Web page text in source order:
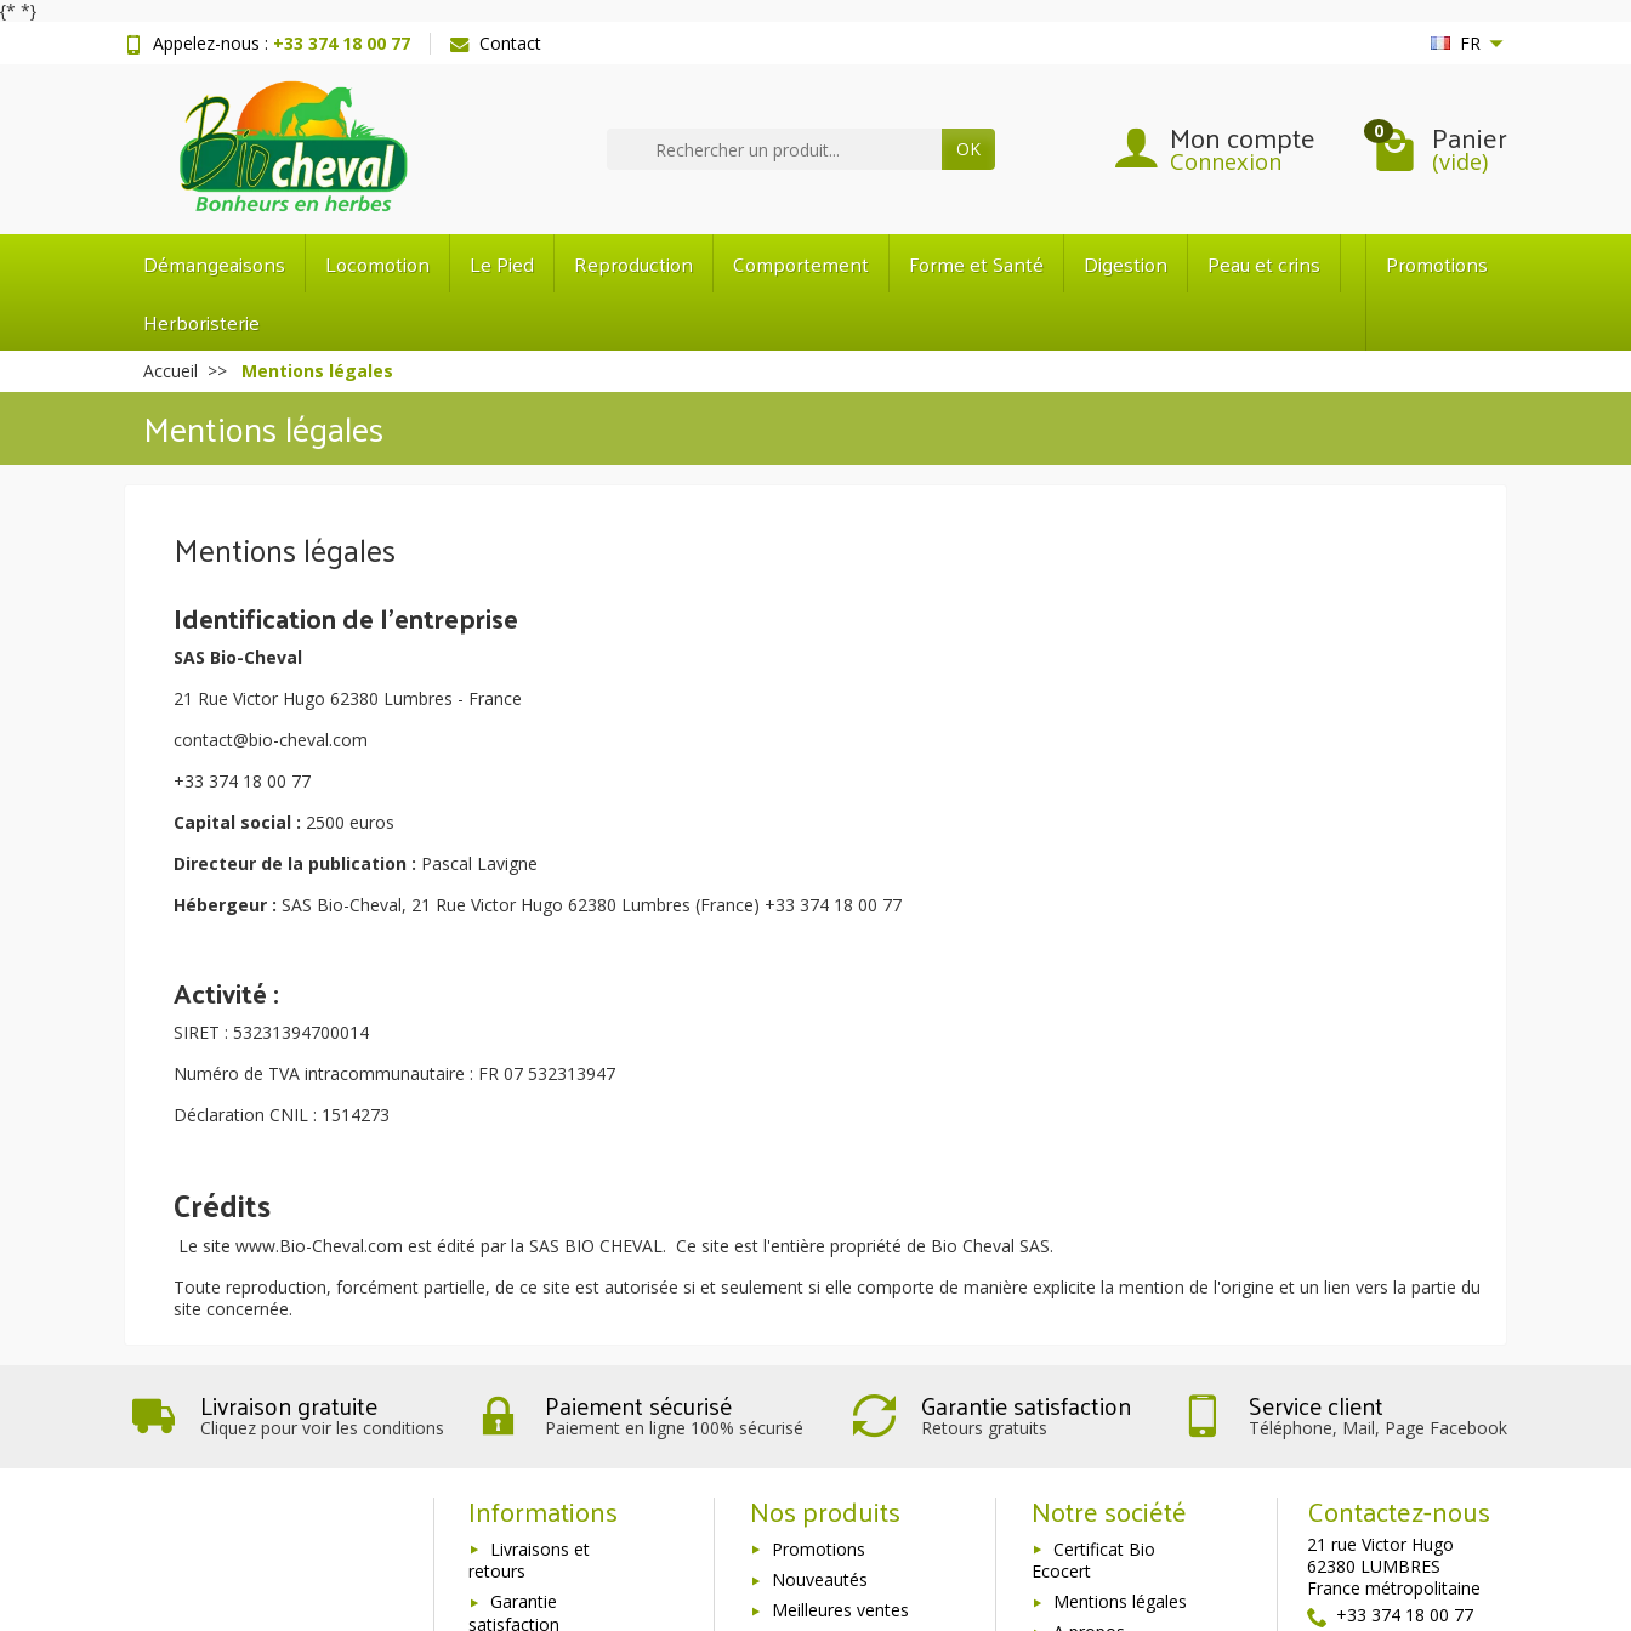
{* *}
Appelez-nous : +33 374 18 00 77 Contact FR
OK Mon compte
Connexion
0 Panier
(vide)
Démangeaisons Locomotion Le Pied Reproduction Comportement Forme et Santé Digestion
Peau et crins
Herboristerie
Promotions
Accueil Mentions légales
Mentions légales
Mentions légales
Identification de l'entreprise
SAS Bio-Cheval
21 Rue Victor Hugo 62380 Lumbres - France
contact@bio-cheval.com
+33 374 18 00 77
Capital social : 2500 euros
Directeur de la publication : Pascal Lavigne
Hébergeur : SAS Bio-Cheval, 21 Rue Victor Hugo 62380 Lumbres (France) +33 374 18 00 77
Activité :
SIRET : 53231394700014
Numéro de TVA intracommunautaire : FR 07 532313947
Déclaration CNIL : 1514273
Crédits
Le site www.Bio-Cheval.com est édité par la SAS BIO CHEVAL. Ce site est l'entière propriété de Bio Cheval SAS.
Toute reproduction, forcément partielle, de ce site est autorisée si et seulement si elle comporte de manière explicite la mention de l'origine et un lien vers la partie du
site concernée.
Livraison gratuite
Cliquez pour voir les conditions
Paiement sécurisé
Paiement en ligne 100% sécurisé
Garantie satisfaction
Retours gratuits
Service client
Téléphone, Mail, Page Facebook
Informations
Livraisons et
retours
Garantie
satisfaction
Nos produits
Promotions
Nouveautés
Meilleures ventes
Notre société
Certificat Bio
Ecocert
Mentions légales
Contactez-nous
21 rue Victor Hugo
62380 LUMBRES
France métropolitaine
+33 374 18 00 77